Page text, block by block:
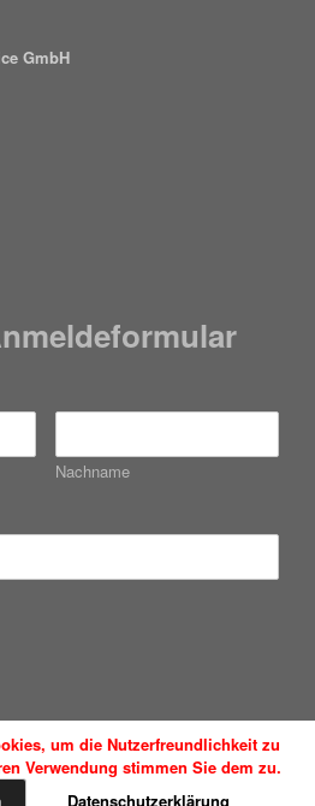
GmbH
Nachname
Anwaltsservice GmbH
von SiteOrigin
um die Nutzerfreundlichkeit zu
Verwendung stimmen Sie dem zu.
Datenschutzerklärung